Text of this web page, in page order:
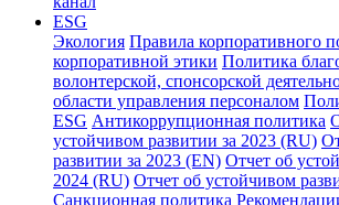
ESG
Экология Правила корпоративного
корпоративной этики Политика
волонтерской, спонсорской
области управления персоналом
ESG Антикоррупционная политика
устойчивом развитии за 2023 (RU)
развитии за 2023 (EN) Отчет об
2024 (RU) Отчет об устойчивом
Санкционная политика